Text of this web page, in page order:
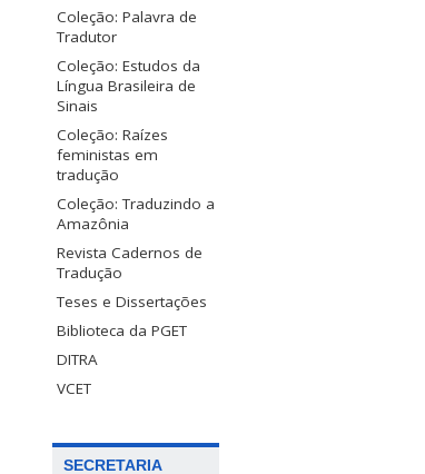
Coleção: Palavra de
Tradutor
Coleção: Estudos da
Língua Brasileira de
Sinais
Coleção: Raízes
feministas em
tradução
Coleção: Traduzindo a
Amazônia
Revista Cadernos de
Tradução
Teses e Dissertações
Biblioteca da PGET
DITRA
VCET
SECRETARIA